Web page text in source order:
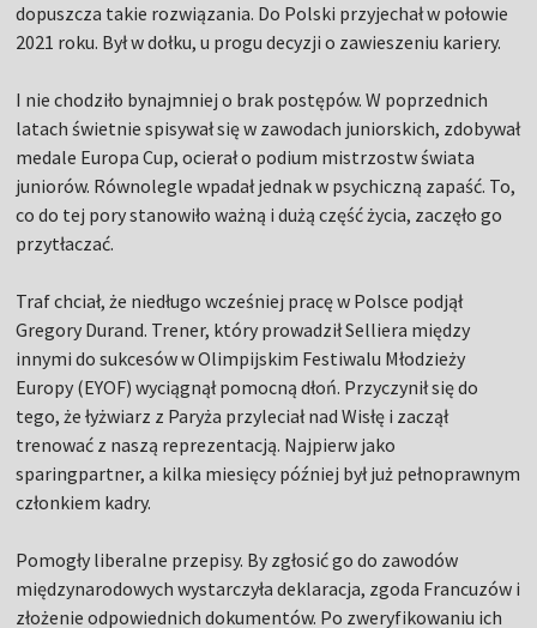
dopuszcza takie rozwiązania. Do Polski przyjechał w połowie
2021 roku. Był w dołku, u progu decyzji o zawieszeniu kariery.
I nie chodziło bynajmniej o brak postępów. W poprzednich
latach świetnie spisywał się w zawodach juniorskich, zdobywał
medale Europa Cup, ocierał o podium mistrzostw świata
juniorów. Równolegle wpadał jednak w psychiczną zapaść. To,
co do tej pory stanowiło ważną i dużą część życia, zaczęło go
przytłaczać.
Traf chciał, że niedługo wcześniej pracę w Polsce podjął
Gregory Durand. Trener, który prowadził Selliera między
innymi do sukcesów w Olimpijskim Festiwalu Młodzieży
Europy (EYOF) wyciągnął pomocną dłoń. Przyczynił się do
tego, że łyżwiarz z Paryża przyleciał nad Wisłę i zaczął
trenować z naszą reprezentacją. Najpierw jako
sparingpartner, a kilka miesięcy później był już pełnoprawnym
członkiem kadry.
Pomogły liberalne przepisy. By zgłosić go do zawodów
międzynarodowych wystarczyła deklaracja, zgoda Francuzów i
złożenie odpowiednich dokumentów. Po zweryfikowaniu ich